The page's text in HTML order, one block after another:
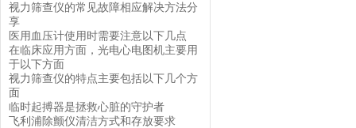
视力筛查仪的常见故障相应解决方法分
享
医用血压计使用时需要注意以下几点
在临床应用方面，光电心电图机主要用
于以下方面
视力筛查仪的特点主要包括以下几个方
面
临时起搏器是拯救心脏的守护者
飞利浦除颤仪清洁方式和存放要求